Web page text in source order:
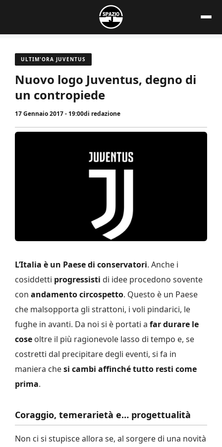
contenuto
ULTIM'ORA JUVENTUS
Nuovo logo Juventus, degno di
un contropiede
17 Gennaio 2017 - 19:00di redazione
L’Italia è un Paese di conservatori. Anche i
cosiddetti progressisti di idee procedono sovente
con andamentocircospetto. Questo è un Paese
che malsopporta gli strattoni, i voli pindarici, le
fughe in avanti. Da noi si è portati a far durare le
cose oltre il più ragionevole lasso di tempo e, se
costretti dal precipitare degli eventi, si fa in
maniera chesi cambi affinché tutto resti come
prima.
Coraggio, temerarietà e… progettualità
Non ci si stupisce allora se, al sorgere di una novità